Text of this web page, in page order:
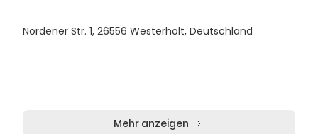
Nordener Str. 1, 26556 Westerholt, Deutschland
Mehr anzeigen